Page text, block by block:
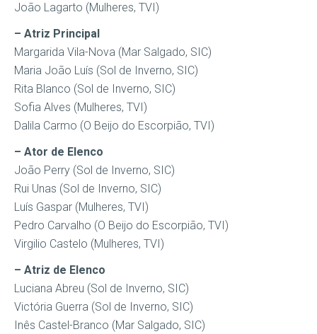
João Lagarto (Mulheres, TVI)
– Atriz Principal
Margarida Vila-Nova (Mar Salgado, SIC)
Maria João Luís (Sol de Inverno, SIC)
Rita Blanco (Sol de Inverno, SIC)
Sofia Alves (Mulheres, TVI)
Dalila Carmo (O Beijo do Escorpião, TVI)
– Ator de Elenco
João Perry (Sol de Inverno, SIC)
Rui Unas (Sol de Inverno, SIC)
Luís Gaspar (Mulheres, TVI)
Pedro Carvalho (O Beijo do Escorpião, TVI)
Virgilio Castelo (Mulheres, TVI)
– Atriz de Elenco
Luciana Abreu (Sol de Inverno, SIC)
Victória Guerra (Sol de Inverno, SIC)
Inês Castel-Branco (Mar Salgado, SIC)